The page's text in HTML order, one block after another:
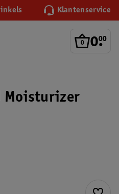
Klantenservice
0.
00
Moisturizer